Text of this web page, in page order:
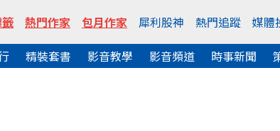
熱門作家 包月作家 犀利股神 熱門追蹤 媒體
精裝套書 影音教學 影音頻道 時事新聞